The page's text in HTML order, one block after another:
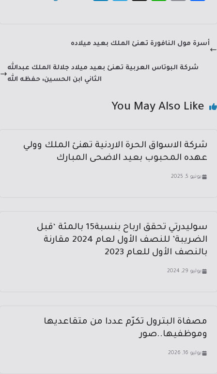
b
ok
sA
p
a
dI
أسرة مول النافورة تهنئ الملك بعيد ميلاده
شركة البوتاس العربية تهنئ بعيد ميلاد جلالة الملك عبدالله
الثاني ابن الحسين، حفظه الله
You May Also Like
شركة الاسواق الحرة الاردنية تهنئ الملك وولي
عهده المحبوب بعيد الاضحى المبارك
يونيو 5, 2025
سوليدرتي تحقق ارباح بنسبة15 بالمئة ‘قبل
الضريبة’ للنصف الأول لعام 2024 مقارنة
بالنصف الأول للعام 2023
يوليو 29, 2024
مصفاة البترول تكرّم عددا من متقاعديها
وموظفيها..صور
يوليو 16, 2026